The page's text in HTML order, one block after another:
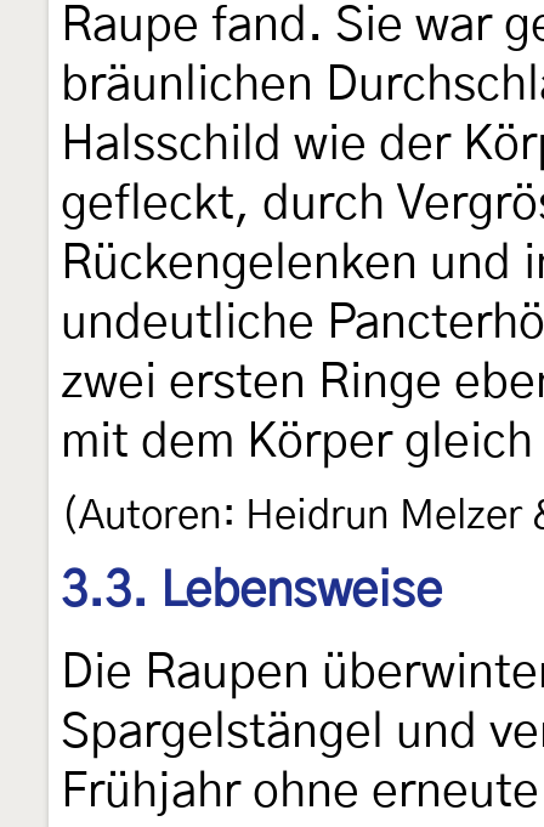
Raupe fand. Sie war
bräunlichen
Halsschild wie der
gefleckt, durch
Rückengelenken und
undeutliche
zwei ersten Ringe
mit dem Körper
(Autoren: Heidrun Melzer
3.3. Lebensweise
Die Raupen
Spargelstängel und
Frühjahr ohne